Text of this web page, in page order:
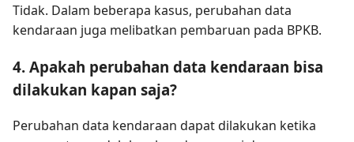
Tidak. Dalam beberapa kasus, perubahan data
kendaraan juga melibatkan pembaruan pada BPKB.
4. Apakah perubahan data kendaraan bisa
dilakukan kapan saja?
Perubahan data kendaraan dapat dilakukan ketika